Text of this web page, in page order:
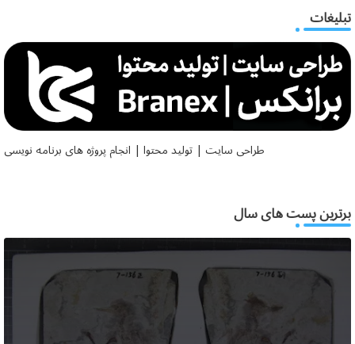
تبلیغات
طراحی سایت | تولید محتوا | انجام پروژه های برنامه نویسی
برترین پست های سال